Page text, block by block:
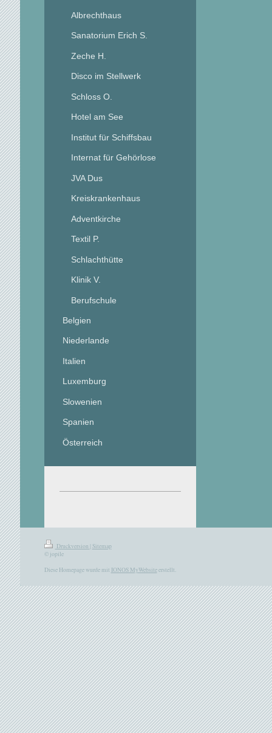
Albrechthaus
Sanatorium Erich S.
Zeche H.
Disco im Stellwerk
Schloss O.
Hotel am See
Institut für Schiffsbau
Internat für Gehörlose
JVA Dus
Kreiskrankenhaus
Adventkirche
Textil P.
Schlachthütte
Klinik V.
Berufschule
Belgien
Niederlande
Italien
Luxemburg
Slowenien
Spanien
Österreich
Druckversion Sitemap
© jopile
Diese Homepage wurde mit IONOS MyWebsiteerstellt.